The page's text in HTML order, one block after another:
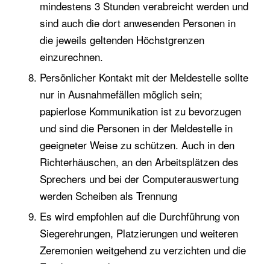
mindestens 3 Stunden verabreicht werden und
sind auch die dort anwesenden Personen in
die jeweils geltenden Höchstgrenzen
einzurechnen.
Persönlicher Kontakt mit der Meldestelle sollte
nur in Ausnahmefällen möglich sein;
papierlose Kommunikation ist zu bevorzugen
und sind die Personen in der Meldestelle in
geeigneter Weise zu schützen. Auch in den
Richterhäuschen, an den Arbeitsplätzen des
Sprechers und bei der Computerauswertung
werden Scheiben als Trennung
Es wird empfohlen auf die Durchführung von
Siegerehrungen, Platzierungen und weiteren
Zeremonien weitgehend zu verzichten und die